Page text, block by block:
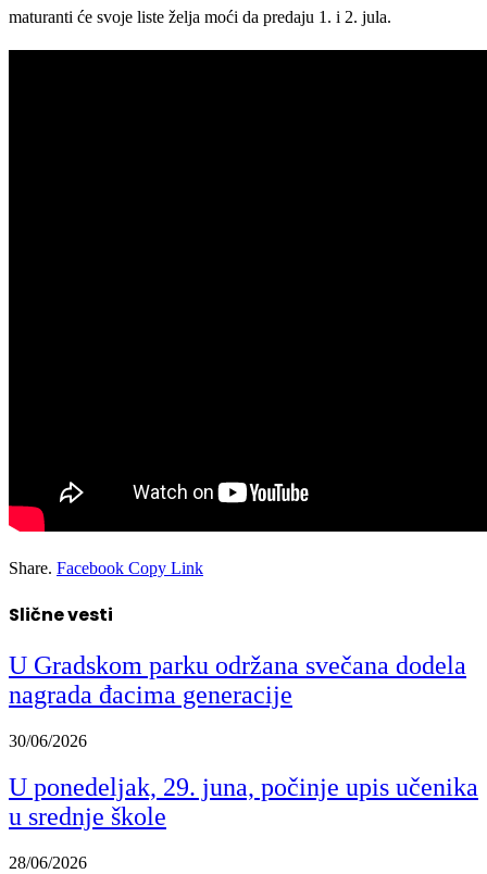
maturanti će svoje liste želja moći da predaju 1. i 2. jula.
Share. Facebook Copy Link
Slične vesti
U Gradskom parku održana svečana dodela
nagrada đacima generacije
30/06/2026
U ponedeljak, 29. juna, počinje upis učenika
u srednje škole
28/06/2026